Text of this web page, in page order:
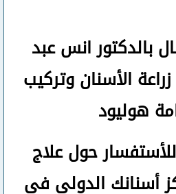
بالدكتور انس عبد
الأسنان وتركيب
هوليود
للأستفسار حول علاج
أسنانك الدولي في